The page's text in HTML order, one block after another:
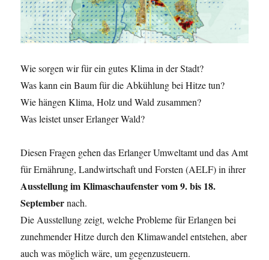
Wie sorgen wir für ein gutes Klima in der Stadt?
Was kann ein Baum für die Abkühlung bei Hitze tun?
Wie hängen Klima, Holz und Wald zusammen?
Was leistet unser Erlanger Wald?
Diesen Fragen gehen das Erlanger Umweltamt und das Amt
für Ernährung, Landwirtschaft und Forsten (AELF) in ihrer
Ausstellung im Klimaschaufenstervom 9. bis 18.
Septembernach.
Die Ausstellung zeigt, welche Probleme für Erlangen bei
zunehmender Hitze durch den Klimawandel entstehen, aber
auch was möglich wäre, um gegenzusteuern.